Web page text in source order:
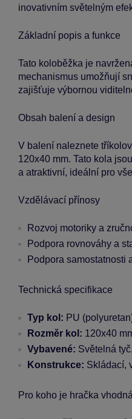
inovativním světelným
Základní popis a funkce
Tato koloběžka je
mechanismus umožňují
zajišťuje výbornou
Obsah balení a design
V balení naleznete
120x40 mm. Tato kola
a atraktivní, ideální pro
Vzdělávací přínosy
Rozvoj motoriky a
Podpora rovnováhy a
Podpora samostatnosti
Technická specifikace
Typ kol: PU
Rozměr kol: 120x40
Vybavené: Světelná
Konstrukce: Skládací,
Pro koho je hračka vhodná